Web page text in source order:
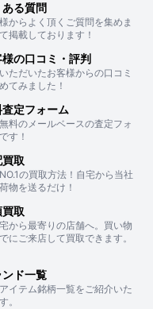
ある質問
からよく頂くご質問を集めま
掲載しております！
様の口コミ・評判
ただいたお客様からの口コミ
てみました！
定フォーム
料のメールベースの査定フォ
す！
取
の買取方法！自宅から当社
物を送るだけ！
買取
から最寄りの店舗へ。買い物
にご来店して買取できます。
ンド一覧
イテム銘柄一覧をご紹介いた
。